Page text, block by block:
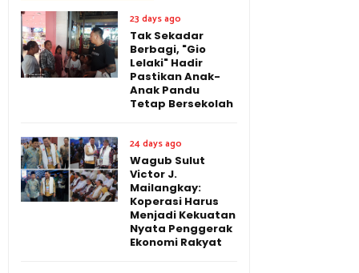
23 days ago
Tak Sekadar
Berbagi, "Gio
Lelaki" Hadir
Pastikan Anak-
Anak Pandu
Tetap Bersekolah
24 days ago
Wagub Sulut
Victor J.
Mailangkay:
Koperasi Harus
Menjadi Kekuatan
Nyata Penggerak
Ekonomi Rakyat